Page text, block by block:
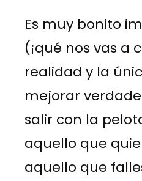
Es muy bonito
(¡qué nos vas a
realidad y la
mejorar
salir con la
aquello que
aquello que